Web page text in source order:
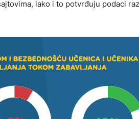
iako i to potvrđuju podaci